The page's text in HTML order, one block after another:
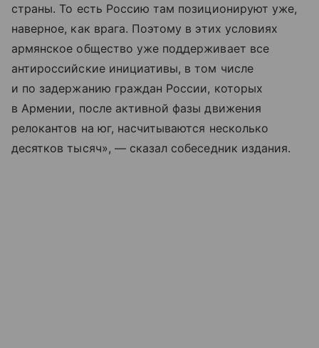
страны. То есть Россию там позиционируют уже,
наверное, как врага. Поэтому в этих условиях
армянское общество уже поддерживает все
антироссийские инициативы, в том числе
и по задержанию граждан России, которых
в Армении, после активной фазы движения
релокантов на юг, насчитываются несколько
десятков тысяч», — сказал собеседник издания.